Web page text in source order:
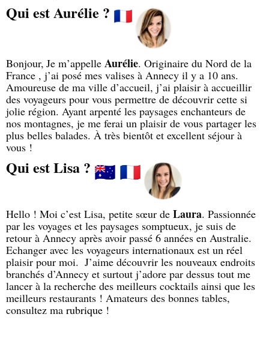
Qui est Aurélie ?
Bonjour, Je m’appelle Aurélie. Originaire du Nord de la
France , j’ai posé mes valises à Annecy il y a 10 ans.
Amoureuse de ma ville d’accueil, j’ai plaisir à accueillir
des voyageurs pour vous permettre de découvrir cette si
jolie région. Ayant arpenté les paysages enchanteurs de
nos montagnes, je me ferai un plaisir de vous partager les
plus belles balades. À très bientôt et excellent séjour à
vous !
Qui est Lisa ?
Hello ! Moi c’est Lisa, petite sœur de Laura. Passionnée
par les voyages et les paysages somptueux, je suis de
retour à Annecy après avoir passé 6 années en Australie.
Echanger avec les voyageurs internationaux est un réel
plaisir pour moi. J’aime découvrir les nouveaux endroits
branchés d’Annecy et surtout j’adore par dessus tout me
lancer à la recherche des meilleurs cocktails ainsi que les
meilleurs restaurants ! Amateurs des bonnes tables,
consultez ma rubrique !